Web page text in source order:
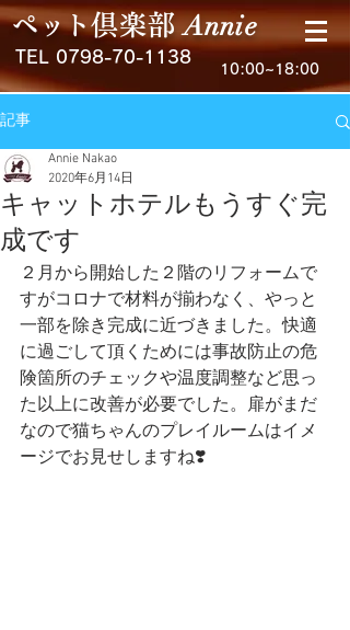
ペット倶楽部Annie
TEL 0798-70-1138
10:00~18:00
記事
キャットホテルもうすぐ完
成です
Annie Nakao
2020年6月14日
２月から開始した２階のリフォームで
すがコロナで材料が揃わなく、やっと
一部を除き完成に近づきました。快適
に過ごして頂くためには事故防止の危
険箇所のチェックや温度調整など思っ
た以上に改善が必要でした。扉がまだ
なので猫ちゃんのプレイルームはイメ
ージでお見せしますね❣️